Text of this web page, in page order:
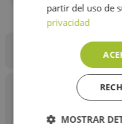
Imprime documentos,
calidad y en colores
aprox.: 5.000 páginas,
partir del uso de
privacidad
MOSTRAR